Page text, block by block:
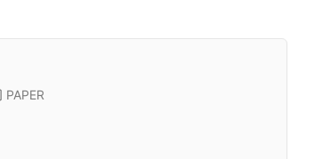
PAPER